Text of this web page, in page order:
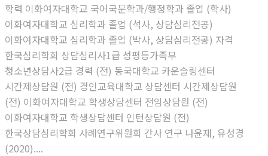
학력 이화여자대학교 국어국문학과/행정학과 졸업 (학사)
이화여자대학교 심리학과 졸업 (석사, 상담심리전공)
이화여자대학교 심리학과 졸업 (박사, 상담심리전공) 자격
한국심리학회 상담심리사1급 성평등가족부
청소년상담사2급 경력 (전) 동국대학교 카운슬링센터
시간제상담원 (전) 경인교육대학교 상담센터 시간제상담원
(전) 이화여자대학교 학생상담센터 전임상담원 (전)
이화여자대학교 학생상담센터 인턴상담원 (전)
한국상담심리학회 사례연구위원회 간사 연구 나윤재, 유성경
(2020)....